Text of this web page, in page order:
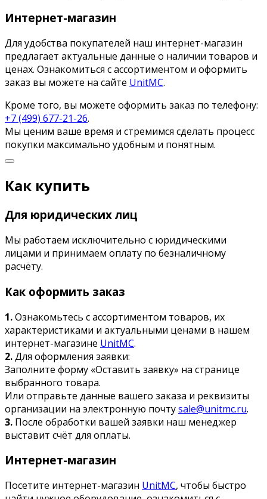
Интернет-магазин
Для удобства покупателей наш интернет-магазин
предлагает актуальные данные о наличии товаров и
ценах. Ознакомиться с ассортиментом и оформить
заказ вы можете на сайте UnitMC.
Кроме того, вы можете оформить заказ по телефону:
+7 (499) 677-21-26.
Мы ценим ваше время и стремимся сделать процесс
покупки максимально удобным и понятным.
Как купить
Для юридических лиц
Мы работаем исключительно с юридическими
лицами и принимаем оплату по безналичному
расчёту.
Как оформить заказ
1.Ознакомьтесь с ассортиментом товаров, их
характеристиками и актуальными ценами в нашем
интернет-магазине UnitMC.
2.Для оформления заявки:
Заполните форму «Оставить заявку» на странице
выбранного товара.
Или отправьте данные вашего заказа и реквизиты
организации на электронную почтуsale@unitmc.ru.
3. После обработки вашей заявки наш менеджер
выставит счёт для оплаты.
Интернет-магазин
Посетите интернет-магазин UnitMC, чтобы быстро